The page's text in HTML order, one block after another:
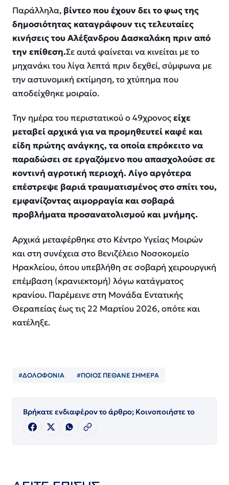
Παράλληλα, βίντεο που έχουν δει το φως της
δημοσιότητας καταγράφουν τις τελευταίες
κινήσεις του Αλέξανδρου Δασκαλάκη πριν από
την επίθεση.Σε αυτά φαίνεται να κινείται με το
μηχανάκι του λίγα λεπτά πριν δεχθεί, σύμφωνα με
την αστυνομική εκτίμηση, το χτύπημα που
αποδείχθηκε μοιραίο.
Την ημέρα του περιστατικού ο 49χρονοςείχε
μεταβεί αρχικά για να προμηθευτεί καφέ και
είδη πρώτης ανάγκης, τα οποία επρόκειτο να
παραδώσει σε εργαζόμενο που απασχολούσε σε
κοντινή αγροτική περιοχή. Λίγο αργότερα
επέστρεψε βαριά τραυματισμένος στο σπίτι του,
εμφανίζοντας αιμορραγία και σοβαρά
προβλήματα προσανατολισμού και μνήμης.
Αρχικά μεταφέρθηκε στο Κέντρο Υγείας Μοιρών
και στη συνέχεια στο Βενιζέλειο Νοσοκομείο
Ηρακλείου, όπου υπεβλήθη σε σοβαρή χειρουργική
επέμβαση (κρανιεκτομή) λόγω κατάγματος
κρανίου. Παρέμεινε στη Μονάδα Εντατικής
Θεραπείας έως τις 22 Μαρτίου 2026, οπότε και
κατέληξε.
#ΔΟΛΟΦΟΝΙΑ #ΠΟΙΟΣ ΠΈΘΑΝΕ ΣΗΜΕΡΑ
Βρήκατε ενδιαφέρον το άρθρο; Κοινοποιήστε το